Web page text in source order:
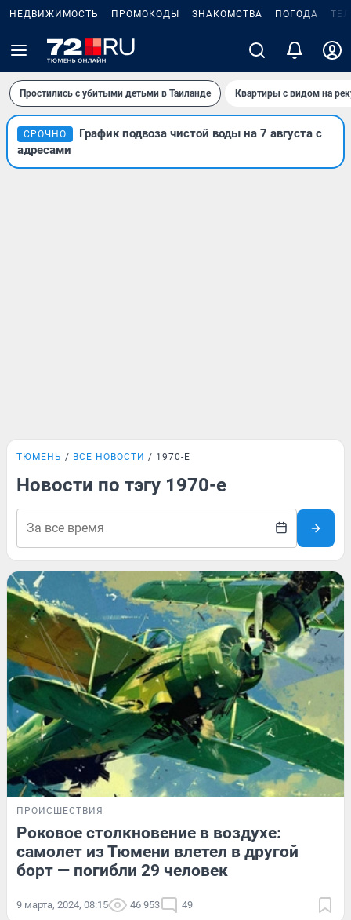
НЕДВИЖИМОСТЬ ПРОМОКОДЫ ЗНАКОМСТВА ПОГОДА
Простились с убитыми детьми в Таиланде Квартиры с видом на
СРОЧНО
График подвоза чистой воды на 7 августа с
адресами
ТЮМЕНЬ ВСЕ НОВОСТИ 1970-Е
Новости по тэгу 1970-е
ПРОИСШЕСТВИЯ
Роковое столкновение в воздухе:
самолет из Тюмени влетел в другой
борт — погибли 29 человек
9 марта, 2024, 08:15 46 953 49